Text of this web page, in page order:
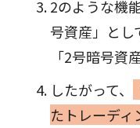
2のような機
号資産」とし
「2号暗号資
したがって、
たトレーディ